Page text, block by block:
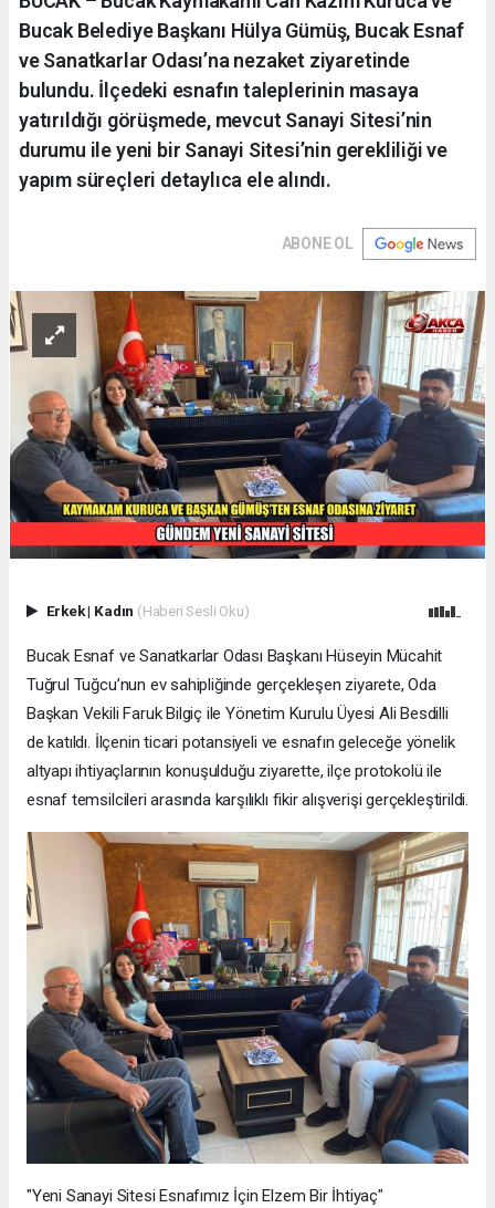
Bucak Belediye Başkanı Hülya Gümüş, Bucak Esnaf
ve Sanatkarlar Odası’na nezaket ziyaretinde
bulundu. İlçedeki esnafın taleplerinin masaya
yatırıldığı görüşmede, mevcut Sanayi Sitesi’nin
durumu ile yeni bir Sanayi Sitesi’nin gerekliliği ve
yapım süreçleri detaylıca ele alındı.
ABONE OL
Erkek| Kadın (Haberi Sesli Oku)
Bucak Esnaf ve Sanatkarlar Odası Başkanı Hüseyin Mücahit
Tuğrul Tuğcu’nun ev sahipliğinde gerçekleşen ziyarete, Oda
Başkan Vekili Faruk Bilgiç ile Yönetim Kurulu Üyesi Ali Besdilli
de katıldı. İlçenin ticari potansiyeli ve esnafın geleceğe yönelik
altyapı ihtiyaçlarının konuşulduğu ziyarette, ilçe protokolü ile
esnaf temsilcileri arasında karşılıklı fikir alışverişi gerçekleştirildi.
"Yeni Sanayi Sitesi Esnafımız İçin Elzem Bir İhtiyaç"